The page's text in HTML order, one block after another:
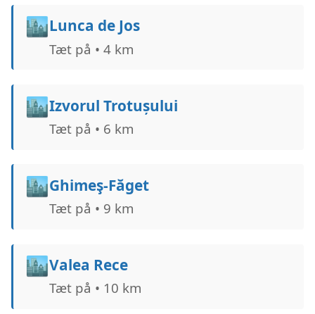
🏙️Lunca de Jos
Tæt på • 4 km
🏙️Izvorul Trotușului
Tæt på • 6 km
🏙️Ghimeş-Făget
Tæt på • 9 km
🏙️Valea Rece
Tæt på • 10 km